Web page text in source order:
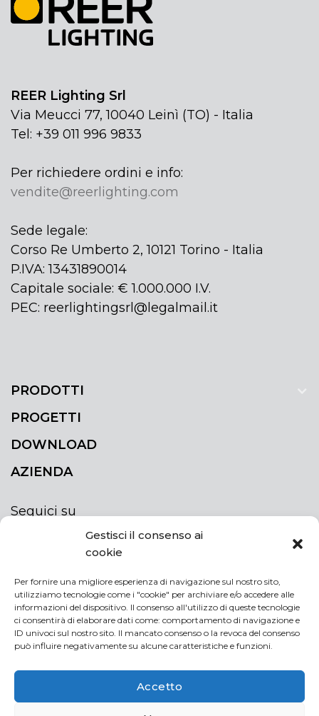
Gestisci il consenso ai
cookie
Per fornire una migliore esperienza di navigazione sul nostro sito,
utilizziamo tecnologie come i "cookie" per archiviare e/o accedere alle
informazioni del dispositivo. Il consenso all'utilizzo di queste tecnologie
ci consentirà di elaborare dati come: comportamento di navigazione e
ID univoci sul nostro sito. Il mancato consenso o la revoca del consenso
può influire negativamente su alcune caratteristiche e funzioni.
Accetto
REER Lighting Srl
Via Meucci 77, 10040 Leinì (TO) - Italia
Tel: +39 011 996 9833
Per richiedere ordini e info:
vendite@reerlighting.com
Sede legale:
Corso Re Umberto 2, 10121 Torino - Italia
P.IVA: 13431890014
Capitale sociale: € 1.000.000 I.V.
PEC: reerlightingsrl@legalmail.it
PRODOTTI
PROGETTI
DOWNLOAD
AZIENDA
Seguici su
ISCRIVITI ALLA NEWSLETTER
Rimani sempre aggiornato iscrivendoti alla
newsletter
NEWSLETTER
If